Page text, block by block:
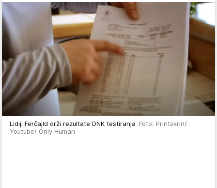
Lidiji Ferčajld drži rezultate DNK testiranja Foto: Printskrin/
Youtube/ Only Human